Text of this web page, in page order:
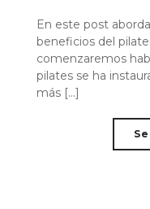
En este post
beneficios del
comenzaremos
pilates se ha
más [...]